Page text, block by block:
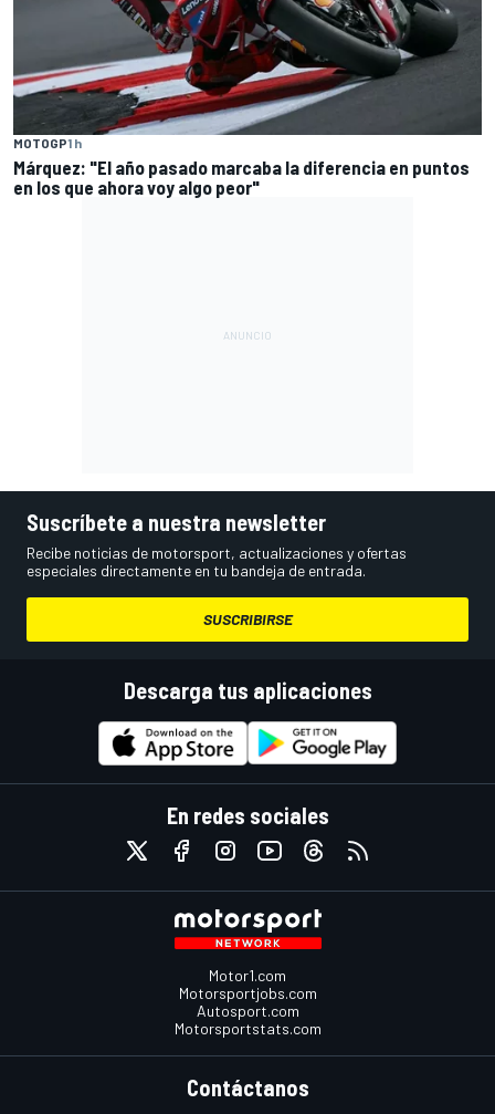
MOTOGP1 h
Márquez: "El año pasado marcaba la diferencia en puntos
en los que ahora voy algo peor"
Suscríbete a nuestra newsletter
Recibe noticias de motorsport, actualizaciones y ofertas
especiales directamente en tu bandeja de entrada.
SUSCRIBIRSE
Descarga tus aplicaciones
En redes sociales
Motor1.com
Motorsportjobs.com
Autosport.com
Motorsportstats.com
Contáctanos